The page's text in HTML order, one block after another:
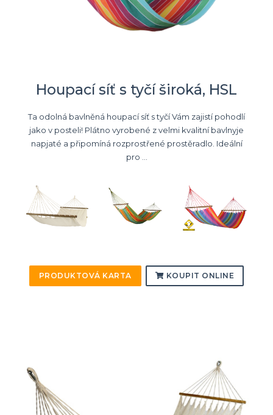
Houpací síť s tyčí široká, HSL
Ta odolná bavlněná houpací síť s tyčí Vám zajistí pohodlí
jako v posteli! Plátno vyrobené z velmi kvalitní bavlnyje
napjaté a připomíná rozprostřené prostěradlo. Ideální
pro ...
PRODUKTOVÁ KARTA KOUPIT ONLINE